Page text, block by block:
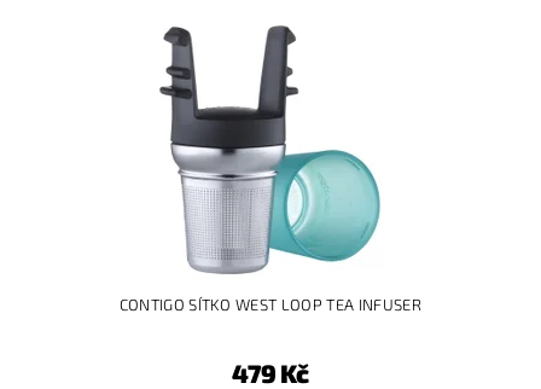
CONTIGO SÍTKO WEST LOOP TEA INFUSER
479 Kč